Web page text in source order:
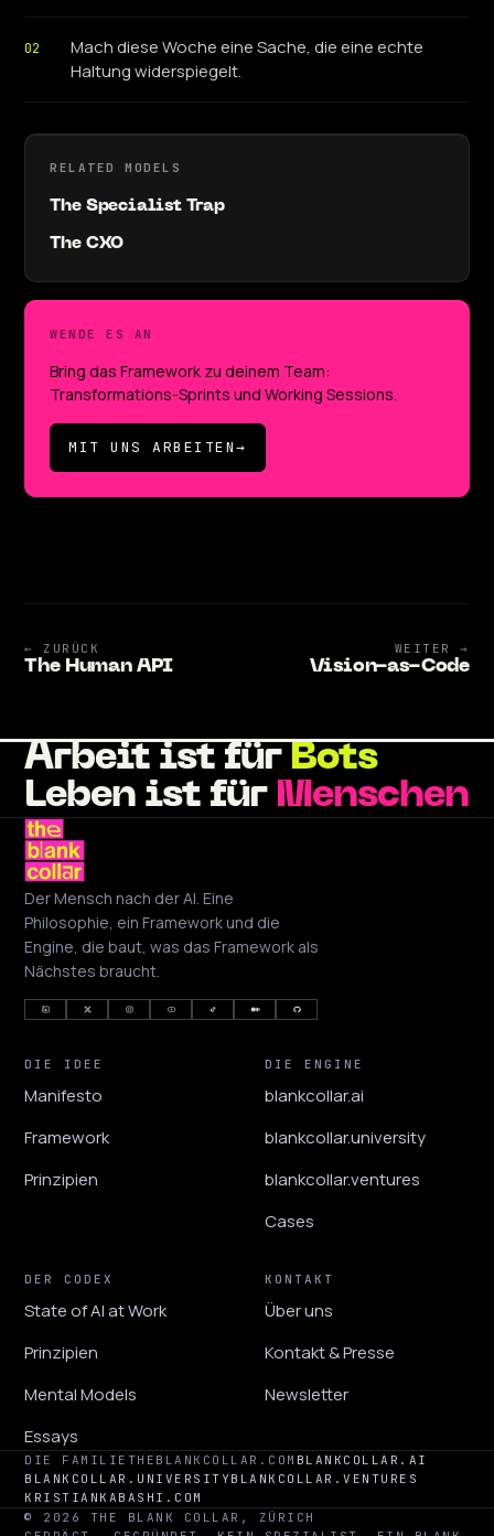
02
Mach diese Woche eine Sache, die eine echte
Haltung widerspiegelt.
RELATED MODELS
The Specialist Trap
The CXO
WENDE ES AN
Bring das Framework zu deinem Team:
Transformations-Sprints und Working Sessions.
MIT UNS ARBEITEN→
← ZURÜCK
The Human API
WEITER →
Vision-as-Code
Arbeit ist für Bots
Leben ist für Menschen
Der Mensch nach der AI. Eine
Philosophie, ein Framework und die
Engine, die baut, was das Framework als
Nächstes braucht.
DIE IDEE
Manifesto
Framework
Prinzipien
DIE ENGINE
blankcollar.ai
blankcollar.university
blankcollar.ventures
Cases
DER CODEX
State of AI at Work
Prinzipien
Mental Models
Essays
KONTAKT
Über uns
Kontakt & Presse
Newsletter
DIE FAMILIE THEBLANKCOLLAR.COM BLANKCOLLAR.AI
BLANKCOLLAR.UNIVERSITYBLANKCOLLAR.VENTURES
KRISTIANKABASHI.COM
© 2026 THE BLANK COLLAR, ZÜRICH